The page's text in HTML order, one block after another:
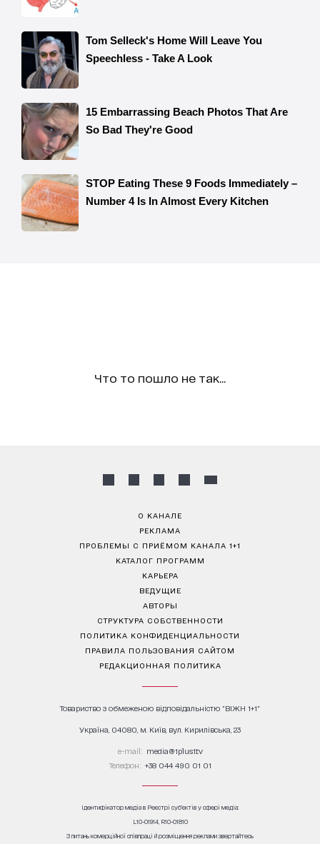
Что то пошло не так...
О КАНАЛЕ
РЕКЛАМА
ПРОБЛЕМЫ С ПРИЁМОМ КАНАЛА 1+1
КАТАЛОГ ПРОГРАММ
КАРЬЕРА
ВЕДУЩИЕ
АВТОРЫ
СТРУКТУРА СОБСТВЕННОСТИ
ПОЛИТИКА КОНФИДЕНЦИАЛЬНОСТИ
ПРАВИЛА ПОЛЬЗОВАНИЯ САЙТОМ
РЕДАКЦИОННАЯ ПОЛИТИКА
Товариство з обмеженою відповідальністю "ВІЖН 1+1"
Україна, 04080, м. Київ, вул. Кирилівська, 23
е-mail: media@1plus1.tv
Телефон: +38 044 490 01 01
Ідентифікатор медіа в Реєстрі суб’єктів у сфері медіа:
L10-01914, R10-01810
З питань комерційної співпраці й розміщення реклами звертайтесь